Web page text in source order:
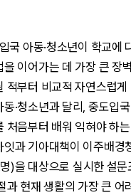
국 아동·청소년이 학교에
이어가는 데 가장 큰 장
적부터 비교적 자연스럽게
·청소년과 달리, 중도입국
처음부터 배워 익혀야 하
과 기아대책이 이주배경
)을 대상으로 실시한 설문
과 현재 생활의 가장 큰 어